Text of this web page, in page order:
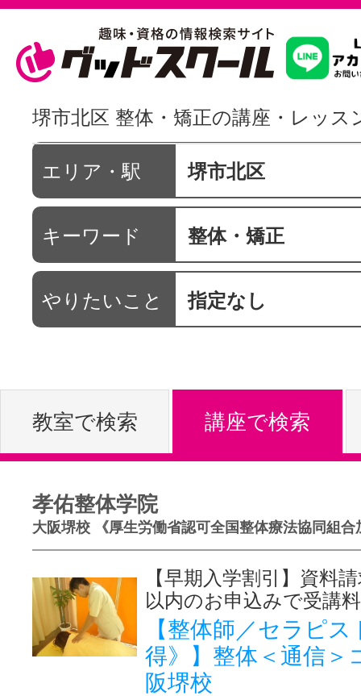
習いたいこ
スクールを
駅・路線か
通信講座を
体験レッス
やりたいこ
特集をみる
グッドスク
堺市北区 整体・矯正の講座・レッス
エリア・駅 堺市北区
キーワード 整体・矯正
やりたいこと 指定なし
教室で検索 講座で検索
孝佑整体学院
大阪堺校 《厚生労働省認可全国整体療法協同組合
【早期入学割引】資料
以内のお申込みで受講
【整体師／セラピ
得》】整体＜通信＞
阪堺校